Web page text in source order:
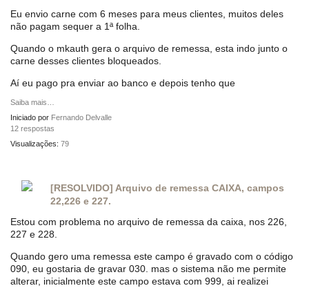
Eu envio carne com 6 meses para meus clientes, muitos deles
não pagam sequer a 1ª folha.
Quando o mkauth gera o arquivo de remessa, esta indo junto o
carne desses clientes bloqueados.
Aí eu pago pra enviar ao banco e depois tenho que
Saiba mais…
Iniciado por Fernando Delvalle
12 respostas
Visualizações: 79
[RESOLVIDO] Arquivo de remessa CAIXA, campos
22,226 e 227.
Estou com problema no arquivo de remessa da caixa, nos 226,
227 e 228.
Quando gero uma remessa este campo é gravado com o código
090, eu gostaria de gravar 030. mas o sistema não me permite
alterar, inicialmente este campo estava com 999, ai realizei